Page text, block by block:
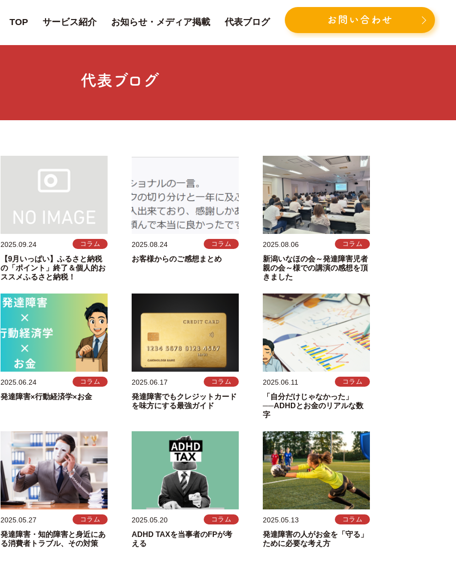
TOP サービス紹介 お知らせ・メディア掲載 代表ブログ お問い合わせ
代表ブログ
2025.09.24 コラム
【9月いっぱい】ふるさと納税
の「ポイント」終了＆個人的お
ススメふるさと納税！
2025.08.24 コラム
お客様からのご感想まとめ
2025.08.06 コラム
新潟いなほの会～発達障害児者
親の会～様での講演の感想を頂
きました
2025.06.24 コラム
発達障害×行動経済学×お金
2025.06.17 コラム
発達障害でもクレジットカード
を味方にする最強ガイド
2025.06.11 コラム
「自分だけじゃなかった」
──ADHDとお金のリアルな数
字
2025.05.27 コラム
発達障害・知的障害と身近にあ
る消費者トラブル、その対策
2025.05.20 コラム
ADHD TAXを当事者のFPが考
える
2025.05.13 コラム
発達障害の人がお金を「守る」
ために必要な考え方